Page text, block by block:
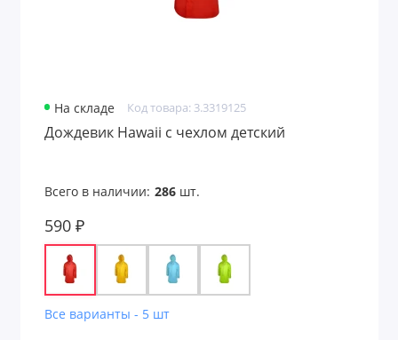
На складе Код товара: 3.3319125
Дождевик Hawaii c чехлом детский
Всего в наличии: 286шт.
590 ₽
Все варианты - 5 шт